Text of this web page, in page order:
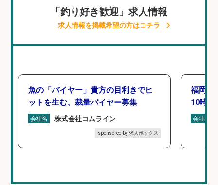
「釣り好き歓迎」求人情報
求人情報を掲載希望の方はコチラ
魚の「バイヤー」貴方の目利きでヒ
ットを生む、裁量バイヤー募集
会社名 株式会社コムライン
sponsored by 求人ボックス
福岡「
10時間
会社名